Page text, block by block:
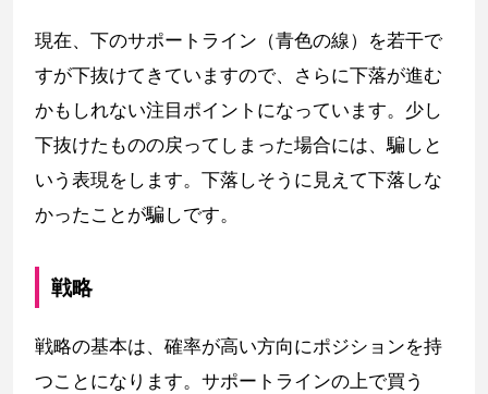
現在、下のサポートライン（青色の線）を若干で
すが下抜けてきていますので、さらに下落が進む
かもしれない注目ポイントになっています。少し
下抜けたものの戻ってしまった場合には、騙しと
いう表現をします。下落しそうに見えて下落しな
かったことが騙しです。
戦略
戦略の基本は、確率が高い方向にポジションを持
つことになります。サポートラインの上で買う